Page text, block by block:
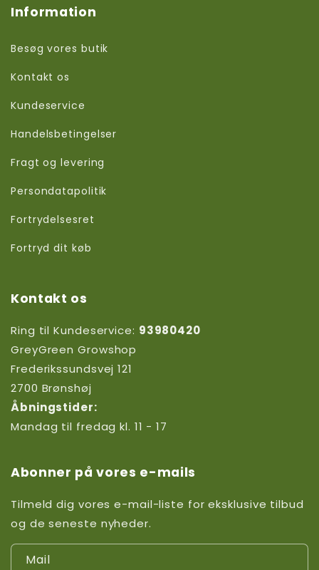
Information
Besøg vores butik
Kontakt os
Kundeservice
Handelsbetingelser
Fragt og levering
Persondatapolitik
Fortrydelsesret
Fortryd dit køb
Kontakt os
Ring til Kundeservice: 93980420
GreyGreen Growshop
Frederikssundsvej 121
2700 Brønshøj
Åbningstider:
Mandag til fredag kl. 11 - 17
Abonner på vores e-mails
Tilmeld dig vores e-mail-liste for eksklusive tilbud
og de seneste nyheder.
Mail